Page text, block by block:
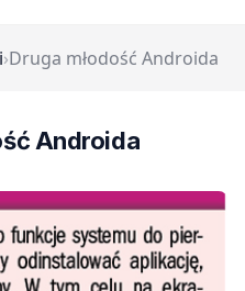
›Druga młodość Androida
Androida